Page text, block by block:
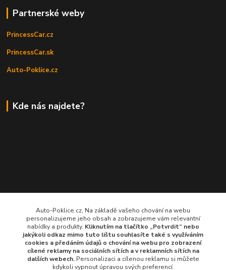
Partnerské weby
PrincessCar.cz
PrincessCar.sk
Auto-Poklice.cz
Kde nás najdete?
Auto-Poklice.cz, Na základě vašeho chování na webu
personalizujeme jeho obsah a zobrazujeme vám relevantní
nabídky a produkty. Kliknutím na tlačítko „Potvrdit“ nebo
jakýkoli odkaz mimo tuto lištu souhlasíte také s využíváním
cookies a předáním údajů o chování na webu pro zobrazení
cílené reklamy na sociálních sítích a v reklamních sítíchna
dalších webech.Personalizaci a cílenou reklamu si můžete
kdykoli vypnout úpravou svých preferencí.